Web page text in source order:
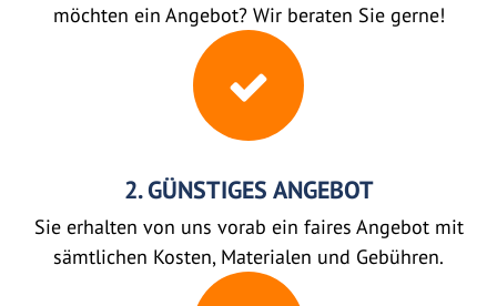
möchten ein Angebot? Wir beraten Sie gerne!
2. GÜNSTIGES ANGEBOT
Sie erhalten von uns vorab ein faires Angebot mit
sämtlichen Kosten, Materialen und Gebühren.